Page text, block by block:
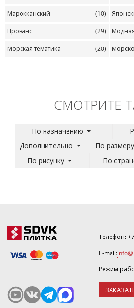
Марокканский (10)
Прованс (29) Модная
Морская тематика (20)
СМОТРИТЕ
По назначению
Дополнительно
По размеру
По рисунку
По
Телефон:
E-mail:
Режим